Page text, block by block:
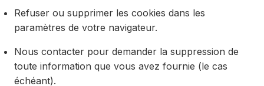
Refuser ou supprimer les cookies dans les
paramètres de votre navigateur.
Nous contacter pour demander la suppression de
toute information que vous avez fournie (le cas
échéant).